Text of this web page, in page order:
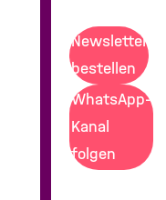
Newsletter
bestellen
WhatsApp-
Kanal
folgen